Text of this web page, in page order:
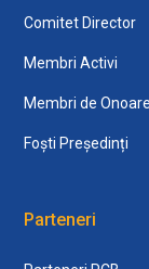
Comitet Director
Membri Activi
Membri de Onoare
Foști Președinți
Parteneri